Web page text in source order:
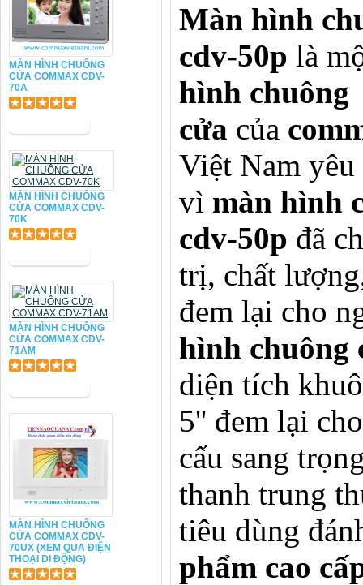
MÀN HÌNH CHUÔNG
CỬA COMMAX CDV-
70A
MÀN HÌNH CHUÔNG
CỬA COMMAX CDV-
70K
MÀN HÌNH CHUÔNG
CỬA COMMAX CDV-
71AM
MÀN HÌNH CHUÔNG
CỬA COMMAX CDV-
70UX (XEM QUA ĐIỆN
THOẠI DI ĐỘNG)
Màn hình
cdv-50p là
hình chuông
cửa của
Việt Nam
vì màn hình
cdv-50p đã
trị, chất
đem lại cho
hình chuông
diện tích
5'' đem lại
cấu sang
thanh trung
tiêu dùng
phẩm cao